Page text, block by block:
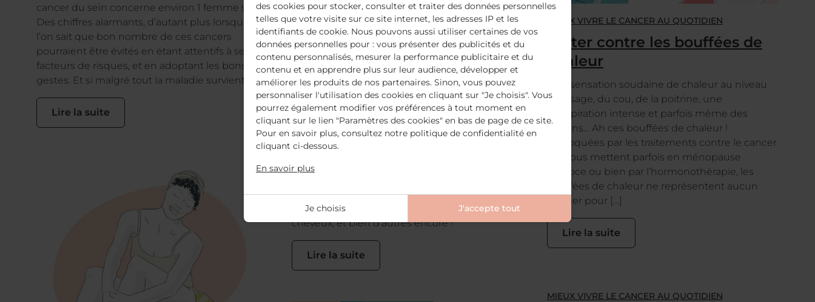
cancer du sein concerne environ 1 femme sur 8.
Des chiffres alarmants, d’autant plus lorsque
l’on sait que bon nombre de ces cancers
pourraient être évités en étant attentifs à ses
facteurs de risques, et en adoptant les bons
gestes. Et si malgré tout la maladie survient, […]
Lire la suite
MIEUX VIVRE LE CANCER AU QUOTIDIEN
Tout savoir sur les
compléments alimentaires à
prendre après les traitements
anticancéreux
Vous avez sûrement déjà entendu parler des
compléments alimentaires. Ils existent sous
toutes les formes, avec des effets divers :
poids, contre la fatigue passagère,
compléments alimentaires contre la chute des
cheveux, et bien d’autres encore !
Lire la suite
MIEUX VIVRE LE CANCER AU QUOTIDIEN
Lutter contre les bouffées de
chaleur
Une sensation soudaine de chaleur au niveau
du visage, du cou, de la poitrine, une
transpiration intense et parfois même des
frissons… Ah ces bouffées de chaleur !
Provoquées par les traitements contre le cancer
qui vous mettent parfois en ménopause
précoce ou bien par l’hormonothérapie, les
bouffées de chaleur ne représentent aucun
danger pour […]
Lire la suite
MIEUX VIVRE LE CANCER AU QUOTIDIEN
des cookies pour stocker, consulter et traiter des données personnelles
telles que votre visite sur ce site internet, les adresses IP et les
identifiants de cookie. Nous pouvons aussi utiliser certaines de vos
données personnelles pour : vous présenter des publicités et du
contenu personnalisés, mesurer la performance publicitaire et du
contenu et en apprendre plus sur leur audience, développer et
améliorer les produits de nos partenaires. Sinon, vous pouvez
personnaliser l'utilisation des cookies en cliquant sur "Je choisis". Vous
pourrez également modifier vos préférences à tout moment en
cliquant sur le lien "Paramètres des cookies" en bas de page de ce site.
Pour en savoir plus, consultez notre politique de confidentialité en
cliquant ci-dessous.
En savoir plus
Je choisis J'accepte tout